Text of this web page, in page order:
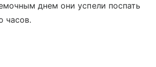
днем они успели поспать
часов.